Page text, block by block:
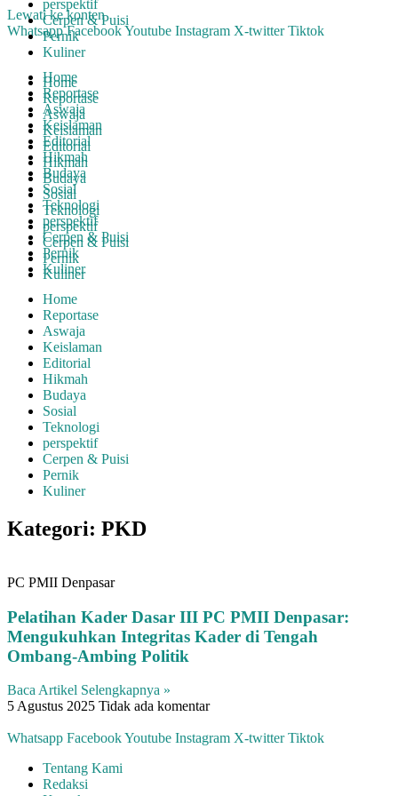
Lewati ke konten
Whatsapp FacebookYoutube Instagram X-twitter Tiktok
Home
Reportase
Aswaja
Keislaman
Editorial
Hikmah
Budaya
Sosial
Teknologi
perspektif
Cerpen & Puisi
Pernik
Kuliner
Home
Reportase
Aswaja
Keislaman
Editorial
Hikmah
Budaya
Sosial
Teknologi
perspektif
Cerpen & Puisi
Pernik
Kuliner
perspektif
Cerpen & Puisi
Pernik
Kuliner
Home
Reportase
Aswaja
Keislaman
Editorial
Hikmah
Budaya
Sosial
Teknologi
perspektif
Cerpen & Puisi
Pernik
Kuliner
Kategori: PKD
PC PMII Denpasar
Pelatihan Kader Dasar III PC PMII Denpasar:
Mengukuhkan Integritas Kader di Tengah
Ombang-Ambing Politik
Baca Artikel Selengkapnya »
5 Agustus 2025 Tidak ada komentar
Whatsapp FacebookYoutube Instagram X-twitter Tiktok
Tentang Kami
Redaksi